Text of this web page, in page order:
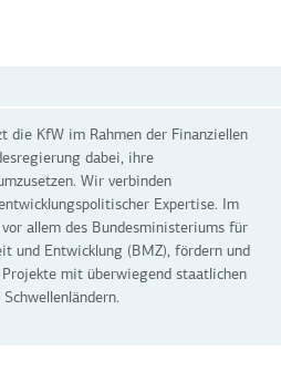
die KfW im Rahmen der Finanziellen
dabei, ihre
Wir verbinden
Expertise. Im
allem des Bundesministeriums für
und Entwicklung (BMZ), fördern und
mit überwiegend staatlichen